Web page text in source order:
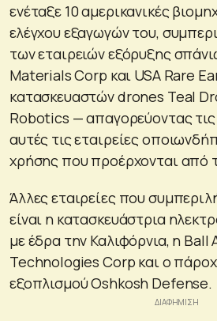
ενέταξε 10 αμερικανικές
ελέγχου εξαγωγών του,
των εταιρειών εξόρυξης
Materials Corp και USA Rare
κατασκευαστών drones Teal
Robotics — απαγορεύοντας
αυτές τις εταιρείες
χρήσης που προέρχονται από
Άλλες εταιρείες που
είναι η κατασκευάστρια
με έδρα την Καλιφόρνια, η Ball
Technologies Corp και ο
εξοπλισμού Oshkosh Defense.